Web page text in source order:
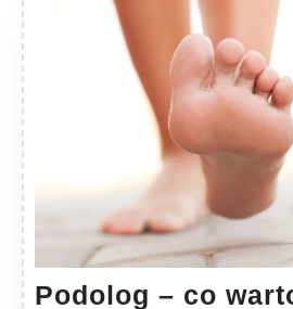
Podolog – co